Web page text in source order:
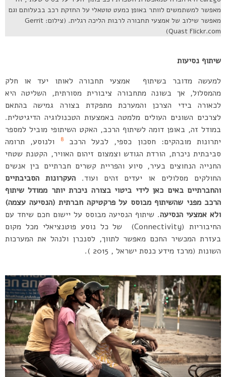
מאפשר למשתמשים לוותר באופן כמעט טוטאלי על החזקת רכב בבעלותם וגם
מאפשר שילוב של אמצעי תחבורה לרבות הליכה רגלית. (צילום: Gerrit
Quast Flickr.com)
שיתוף נסיעות
למעשה מדובר בשיתוף אמצעי תחבורה לאותו יעד או חלק
מהמסלול, אך בשונה מתחבורה ציבורית מסורתית, השליטה היא
לכאורה בידי הצרכן והמערכת מתפקדת בצורה גמישה בהתאם
לצרכים השונים העולים מלמטה באמצעות הטכנולוגיה הדיגיטלית.
במודל זה, באופן דומה לשיתוף הרכב, האקט השיתופי מוביל למספר
יתרונות מובהקים: חסכון כספי, לבעל הרכב8
ולנוסע, תרומה
סביבתית ניכרת, הורדת הגודש וצמצום זיהום האוויר, הקטנת שטחי
החנייה הנחוצים בעיר, סיוע והפריית קשרים חברתיים בין אנשים
החולקים מסלולים או יעדים זהים ועוד.העקרונות הסביבתיים
והחברתיים באים כאן לידי ביטוי בצורה ניכרת יותר ממודל שיתוף
הרכב מפני שהשיתוף מבוסס על פרקטיקה חברתית (הנסיעה עצמה)
ולא אמצעי הנסיעה. שיתוף הנסיעה מבוסס על יישום חכם שיחד עם
החיבוריות (Connectivity) של כל נוסע פוטנציאלי מכל מקום
בעזרת המכשיר החכם מאפשר לתווך, לסנכרן ולנהל את המערכות
השונות (מרכז מידע כנסת ישראל , 2015 ).